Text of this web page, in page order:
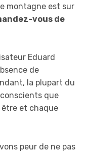
montagne est sur
vous de
Eduard
de
la plupart du
que
et chaque
peur de ne pas